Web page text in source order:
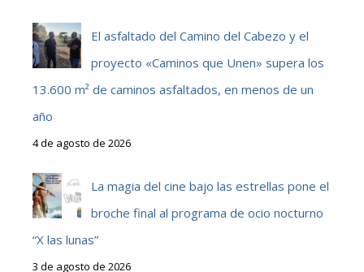
El asfaltado del Camino del Cabezo y el
proyecto «Caminos que Unen» supera los
13.600 m² de caminos asfaltados, en menos de un
año
4 de agosto de 2026
La magia del cine bajo las estrellas pone el
broche final al programa de ocio nocturno
“X las lunas”
3 de agosto de 2026